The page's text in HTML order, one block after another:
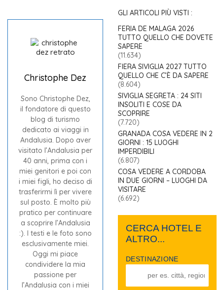
Christophe Dez
Sono Christophe Dez,
il fondatore di questo
blog di turismo
dedicato ai viaggi in
Andalusia. Dopo aver
visitato l’Andalusia per
40 anni, prima con i
miei genitori e poi con
i miei figli, ho deciso di
trasferirmi lì per vivere
sul posto. È molto più
pratico per continuare
a scoprire l’Andalusia
:). I testi e le foto sono
esclusivamente miei.
Oggi mi piace
condividere la mia
passione per
l’Andalusia con i miei
GLI ARTICOLI PIÙ VISTI :
FERIA DE MALAGA 2026
TUTTO QUELLO CHE DOVETE
SAPERE
(11.634)
FIERA SIVIGLIA 2027 TUTTO
QUELLO CHE C’È DA SAPERE
(8.604)
SIVIGLIA SEGRETA : 24 SITI
INSOLITI E COSE DA
SCOPRIRE
(7.720)
GRANADA COSA VEDERE IN 2
GIORNI : 15 LUOGHI
IMPERDIBILI
(6.807)
COSA VEDERE A CORDOBA
IN DUE GIORNI – LUOGHI DA
VISITARE
(6.692)
CERCA HOTEL E
ALTRO...
DESTINAZIONE